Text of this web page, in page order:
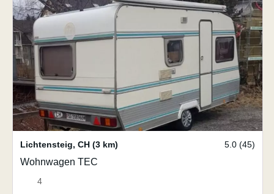
Lichtensteig, CH (3 km) 5.0 (45)
Wohnwagen TEC
4